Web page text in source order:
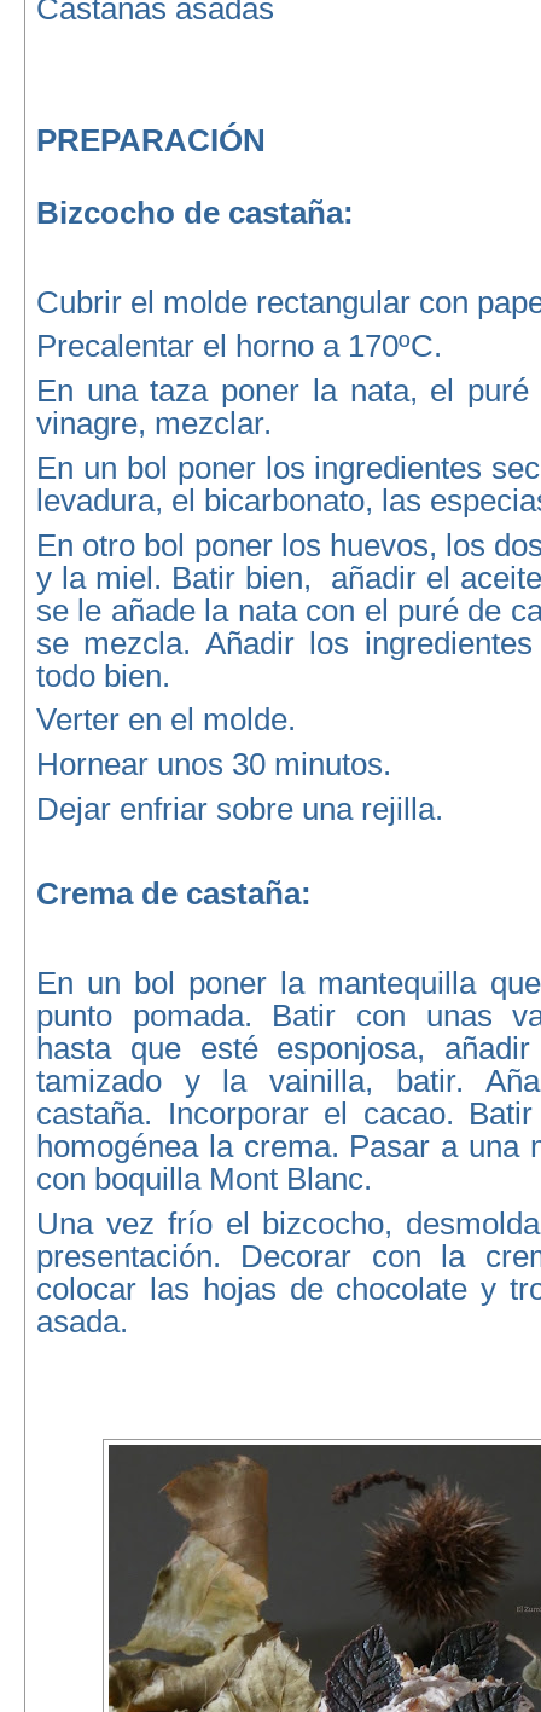
Castañas asadas
PREPARACIÓN
Bizcocho de castaña:
Cubrir el molde rectangular con
Precalentar el horno a 170ºC.
En una taza poner la nata, el
vinagre, mezclar.
En un bol poner los ingredientes
levadura, el bicarbonato, las
En otro bol poner los huevos, los
y la miel. Batir bien, añadir el
se le añade la nata con el puré de
se mezcla. Añadir los
todo bien.
Verter en el molde.
Hornear unos 30 minutos.
Dejar enfriar sobre una rejilla.
Crema de castaña:
En un bol poner la mantequilla
punto pomada. Batir con unas
hasta que esté esponjosa,
tamizado y la vainilla, batir.
castaña. Incorporar el cacao.
homogénea la crema. Pasar a una
con boquilla Mont Blanc.
Una vez frío el bizcocho,
presentación. Decorar con la
colocar las hojas de chocolate y
asada.